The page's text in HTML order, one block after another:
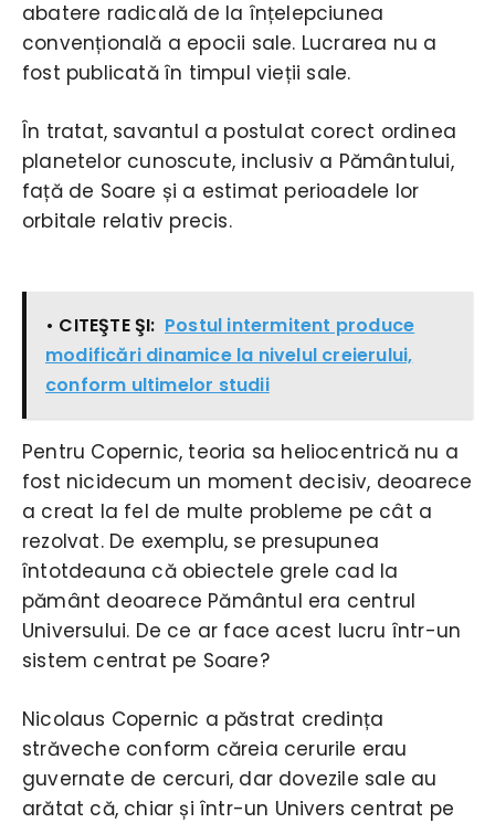
abatere radicală de la înțelepciunea
convențională a epocii sale. Lucrarea nu a
fost publicată în timpul vieții sale.
În tratat, savantul a postulat corect ordinea
planetelor cunoscute, inclusiv a Pământului,
față de Soare și a estimat perioadele lor
orbitale relativ precis.
• CITEŞTE ŞI: Postul intermitent produce
modificări dinamice la nivelul creierului,
conform ultimelor studii
Pentru Copernic, teoria sa heliocentrică nu a
fost nicidecum un moment decisiv, deoarece
a creat la fel de multe probleme pe cât a
rezolvat. De exemplu, se presupunea
întotdeauna că obiectele grele cad la
pământ deoarece Pământul era centrul
Universului. De ce ar face acest lucru într-un
sistem centrat pe Soare?
Nicolaus Copernic a păstrat credința
străveche conform căreia cerurile erau
guvernate de cercuri, dar dovezile sale au
arătat că, chiar și într-un Univers centrat pe